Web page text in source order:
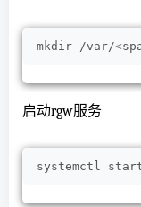
mkdir /var/<
启动rgw服务
systemctl start